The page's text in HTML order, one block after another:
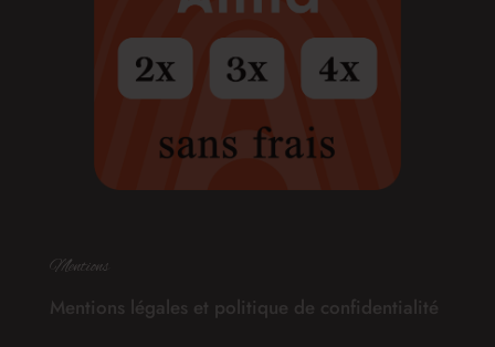
Mentions
Mentions légales et politique de confidentialité